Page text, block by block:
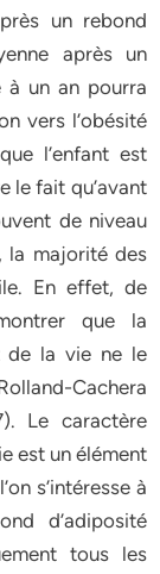
un rebond
après un
à un an pourra
vers l’obésité
l’enfant est
le fait qu’avant
de niveau
la majorité des
En effet, de
que la
de la vie ne le
Cachera
Le caractère
est un élément
s’intéresse à
d’adiposité
tous les